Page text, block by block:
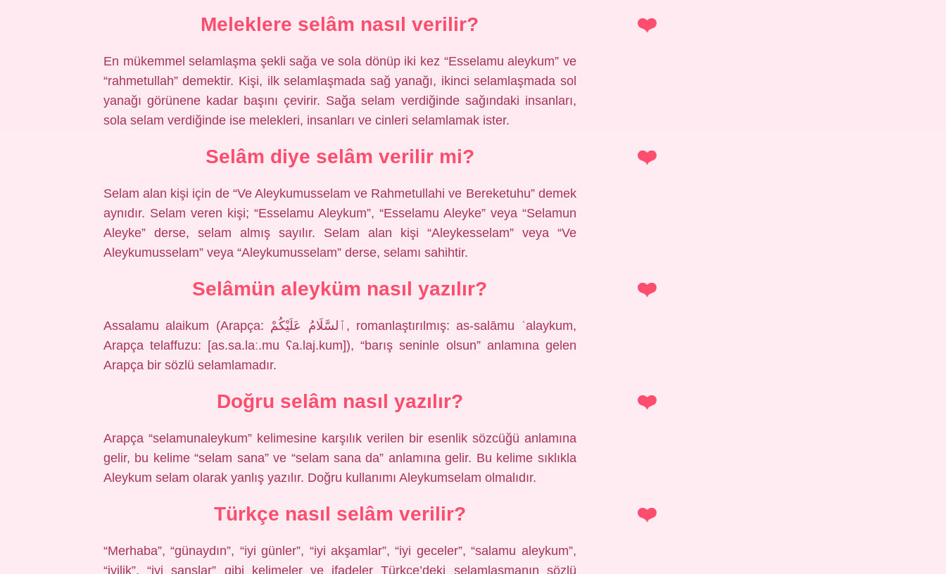
Meleklere selâm nasıl verilir?
En mükemmel selamlaşma şekli sağa ve sola dönüp iki kez “Esselamu aleykum” ve
“rahmetullah” demektir. Kişi, ilk selamlaşmada sağ yanağı, ikinci selamlaşmada sol
yanağı görünene kadar başını çevirir. Sağa selam verdiğinde sağındaki insanları,
sola selam verdiğinde ise melekleri, insanları ve cinleri selamlamak ister.
Selâm diye selâm verilir mi?
Selam alan kişi için de “Ve Aleykumusselam ve Rahmetullahi ve Bereketuhu” demek
aynıdır. Selam veren kişi; “Esselamu Aleykum”, “Esselamu Aleyke” veya “Selamun
Aleyke” derse, selam almış sayılır. Selam alan kişi “Aleykesselam” veya “Ve
Aleykumusselam” veya “Aleykumusselam” derse, selamı sahihtir.
Selâmün aleyküm nasıl yazılır?
Assalamu alaikum (Arapça: ٱلسَّلَامُ عَلَيْكُمْ‎, romanlaştırılmış: as-salāmu ʿalaykum,
Arapça telaffuzu: [as.sa.laː.mu ʕa.laj.kum]), “barış seninle olsun” anlamına gelen
Arapça bir sözlü selamlamadır.
Doğru selâm nasıl yazılır?
Arapça “selamunaleykum” kelimesine karşılık verilen bir esenlik sözcüğü anlamına
gelir, bu kelime “selam sana” ve “selam sana da” anlamına gelir. Bu kelime sıklıkla
Aleykum selam olarak yanlış yazılır. Doğru kullanımı Aleykumselam olmalıdır.
Türkçe nasıl selâm verilir?
“Merhaba”, “günaydın”, “iyi günler”, “iyi akşamlar”, “iyi geceler”, “salamu aleykum”,
“iyilik”, “iyi şanslar” gibi kelimeler ve ifadeler Türkçe’deki selamlaşmanın sözlü